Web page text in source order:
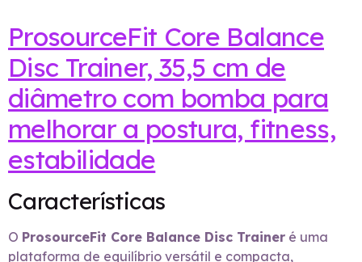
ProsourceFit Core Balance
Disc Trainer, 35,5 cm de
diâmetro com bomba para
melhorar a postura, fitness,
estabilidade
Características
O ProsourceFit Core Balance Disc Trainer é uma
plataforma de equilíbrio versátil e compacta,